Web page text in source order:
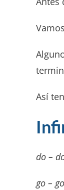
Así
do –
go –